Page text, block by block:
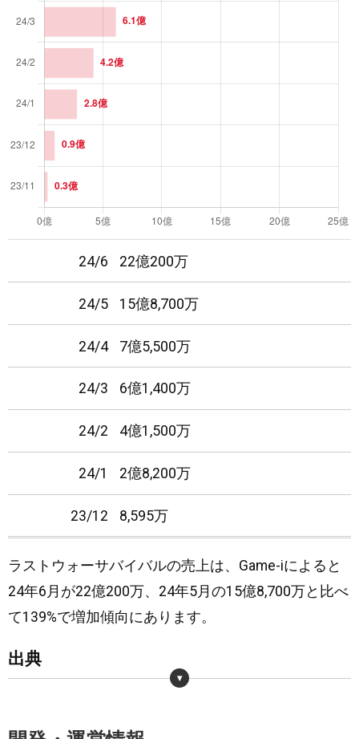
24/6 22億200万
24/5 15億8,700万
24/4 7億5,500万
24/3 6億1,400万
24/2 4億1,500万
24/1 2億8,200万
23/12 8,595万
23/11 2,878万
ラストウォーサバイバルの売上は、Game-iによると
24年6月が22億200万、24年5月の15億8,700万と比べ
て139%で増加傾向にあります。
出典